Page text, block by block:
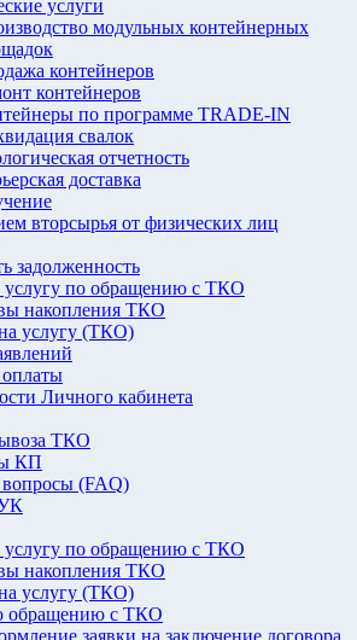
услуги
модульных контейнерных
контейнеров
контейнеров
по программе TRADE-IN
свалок
отчетность
доставка
вторсырья от физических лиц
задолженность
услугу по обращению с ТКО
накопления ТКО
услугу (ТКО)
Личного кабинета
ТКО
КП
(FAQ)
услугу по обращению с ТКО
накопления ТКО
услугу (ТКО)
обращению с ТКО
заявки на заключение договора